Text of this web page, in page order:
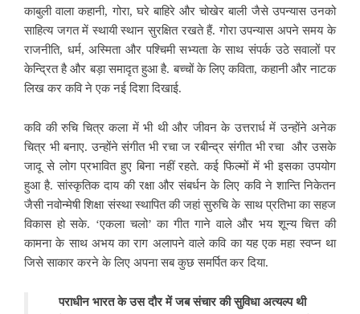
काबुली वाला कहानी, गोरा, घरेबाहिरे और चोखेर बाली जैसे उपन्यास उनको
साहित्य जगत में स्थायी स्थान सुरक्षित रखते हैं. गोरा उपन्यास अपने समय के
राजनीति, धर्म, अस्मिता और पश्चिमी सभ्यता के साथ संपर्क उठे सवालों पर
केन्द्रित है और बड़ा समादृत हुआ है. बच्चों के लिए कविता, कहानी और नाटक
लिख कर कवि ने एक नई दिशा दिखाई.
कवि की रुचि चित्र कला में भी थी और जीवन के उत्तरार्ध में उन्होंने अनेक
चित्र भी बनाए. उन्होंने संगीत भी रचा ज रबीन्द्र संगीत भी रचा और उसके
जादू से लोग प्रभावित हुए बिनानहीं रहते. कई फिल्मों में भी इसका उपयोग
हुआ है. सांस्कृतिक दाय की रक्षा और संबर्धन के लिए कवि ने शान्ति निकेतन
जैसी नवोन्मेषी शिक्षा संस्था स्थापित की जहां सुरुचि के साथ प्रतिभा का सहज
विकास हो सके. ‘एकला चलो’ का गीत गाने वाले और भय शून्य चित्त की
कामना के साथ अभय का राग अलापने वाले कवि का यह एक महा स्वप्न था
जिसे साकार करने के लिए अपना सब कुछ समर्पित कर दिया.
पराधीन भारत के उस दौर में जब संचार की सुविधा अत्यल्प थी